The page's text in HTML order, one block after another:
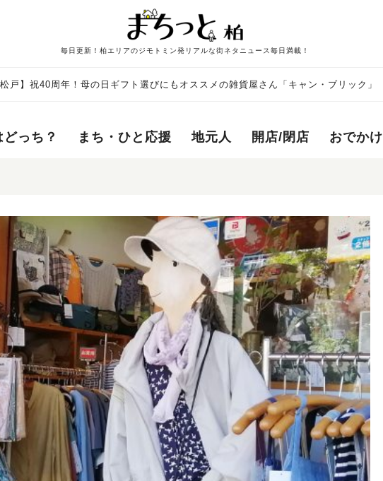
毎日更新！柏エリアのジモトミン発リアルな街ネタニュース毎日満載！
松戸】祝40周年！母の日ギフト選びにもオススメの雑貨屋さん「キャン・ブリック」
っち？ まち・ひと応援 地元人 開店/閉店 おでかけ